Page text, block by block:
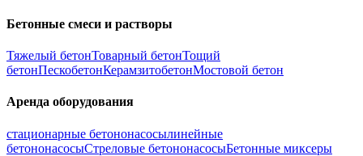
Бетонные смеси и растворы
Тяжелый бетонТоварный бетонТощий
бетонПескобетонКерамзитобетонМостовой бетон
Аренда оборудования
стационарные бетононасосылинейные
бетононасосыСтреловые бетононасосыБетонные миксеры